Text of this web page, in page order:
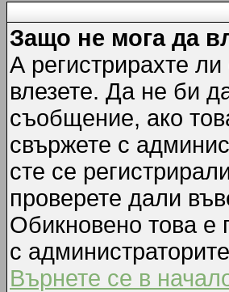
Защо не мога да
А регистрирахте
влезете. Да не би
съобщение, ако
свържете с
сте се
проверете дали
Обикновено това е
с
Върнете се в